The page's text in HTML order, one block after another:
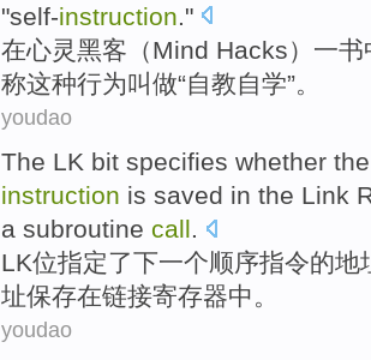
"self-instruction ."
在心灵黑客（Mind Hacks）一书
称这种行为叫做“自教自学”。
youdao
The LK bit specifies whether
instruction is saved in the Link
a subroutine call.
LK位指定了下一个顺序指令的地
址保存在链接寄存器中。
youdao